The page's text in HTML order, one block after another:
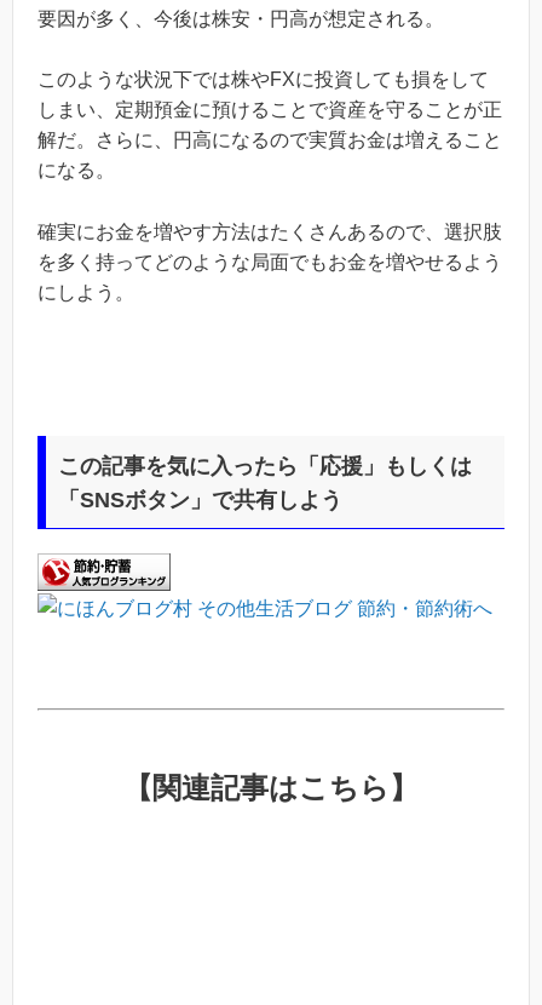
要因が多く、今後は株安・円高が想定される。
このような状況下では株やFXに投資しても損をして
しまい、定期預金に預けることで資産を守ることが正
解だ。さらに、円高になるので実質お金は増えること
になる。
確実にお金を増やす方法はたくさんあるので、選択肢
を多く持ってどのような局面でもお金を増やせるよう
にしよう。
この記事を気に入ったら「応援」もしくは
「SNSボタン」で共有しよう
【関連記事はこちら】